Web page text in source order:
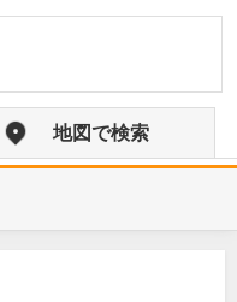
地図で検索